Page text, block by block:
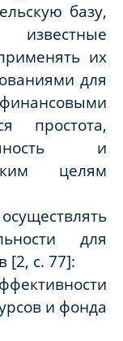
базу,
их
для
простота,
и
целям
для
[2, с. 77]:
и фонда